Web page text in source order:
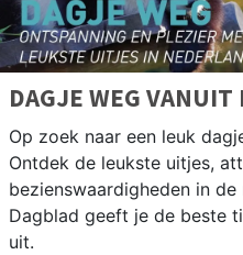
DAGJE WEG VANUIT
Op zoek naar een leuk
Ontdek de leukste uitjes,
bezienswaardigheden in
Dagblad geeft je de beste
uit.